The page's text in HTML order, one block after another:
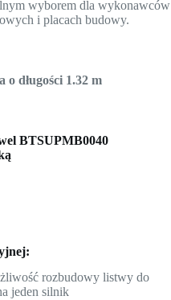
wyborem dla wykonawców
i placach budowy.
długości 1.32 m
BTSUPMB0040
rozbudowy listwy do
jeden silnik